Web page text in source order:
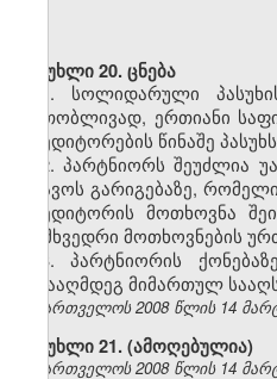
მუხლი 20. ცნება
1. სოლიდარული
ერთობლივად, ერთიანი
კრედიტორების წინაშე
2. პარტნიორს შეუძლია
იდავოს გარიგებაზე,
კრედიტორის მოთხოვნა
(შემხვედრი მოთხოვნების
3. პარტნიორის
წინააღმდეგ მიმართულ
საქართველოს 2008 წლის 14
მუხლი 21. (ამოღებულია)
საქართველოს 2008 წლის 14